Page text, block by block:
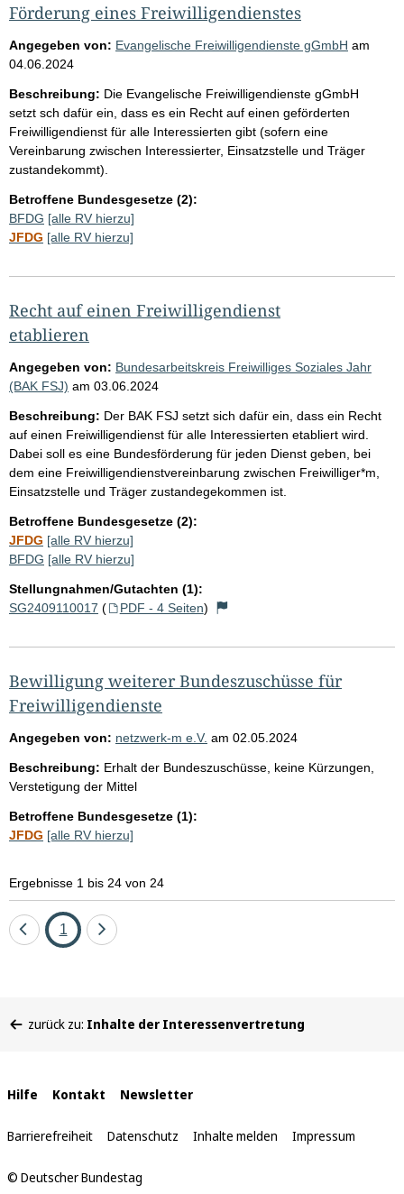
Förderung eines Freiwilligendienstes
Angegeben von: Evangelische Freiwilligendienste gGmbH am
04.06.2024
Beschreibung: Die Evangelische Freiwilligendienste gGmbH
setzt sch dafür ein, dass es ein Recht auf einen geförderten
Freiwilligendienst für alle Interessierten gibt (sofern eine
Vereinbarung zwischen Interessierter, Einsatzstelle und Träger
zustandekommt).
Betroffene Bundesgesetze (2):
BFDG [alle RV hierzu]
JFDG [alle RV hierzu]
Recht auf einen Freiwilligendienst
etablieren
Angegeben von: Bundesarbeitskreis Freiwilliges Soziales Jahr
(BAK FSJ) am 03.06.2024
Beschreibung: Der BAK FSJ setzt sich dafür ein, dass ein Recht
auf einen Freiwilligendienst für alle Interessierten etabliert wird.
Dabei soll es eine Bundesförderung für jeden Dienst geben, bei
dem eine Freiwilligendienstvereinbarung zwischen Freiwilliger*m,
Einsatzstelle und Träger zustandegekommen ist.
Betroffene Bundesgesetze (2):
JFDG [alle RV hierzu]
BFDG [alle RV hierzu]
Stellungnahmen/Gutachten (1):
SG2409110017 ( PDF - 4 Seiten)
Bewilligung weiterer Bundeszuschüsse für
Freiwilligendienste
Angegeben von: netzwerk-m e.V. am 02.05.2024
Beschreibung: Erhalt der Bundeszuschüsse, keine Kürzungen,
Verstetigung der Mittel
Betroffene Bundesgesetze (1):
JFDG [alle RV hierzu]
Ergebnisse 1 bis 24 von 24
EineSeite
1
Eine
befinden
zurück zu: Inhalte der Interessenvertretung
Interne
Links
Hilfe Kontakt Newsletter
Barrierefreiheit Datenschutz Inhalte melden Impressum
© Deutscher Bundestag